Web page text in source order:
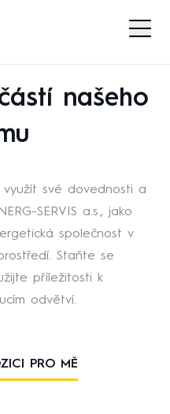
našeho
své dovednosti a
SERVIS a.s., jako
společnost v
Staňte se
příležitosti k
odvětví.
PRO MĚ